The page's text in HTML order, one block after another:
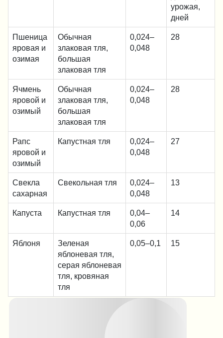
урожая,
дней
Пшеница
яровая и
озимая
Обычная
злаковая тля,
большая
злаковая тля
0,024–
0,048
28
Ячмень
яровой и
озимый
Обычная
злаковая тля,
большая
злаковая тля
0,024–
0,048
28
Рапс
яровой и
озимый
Капустная тля
0,024–
0,048
27
Свекла
сахарная
Свекольная тля
0,024–
0,048
13
Капуста Капустная тля
0,04–
0,06
14
Яблоня
Зеленая
яблоневая тля,
серая яблоневая
тля, кровяная
тля
0,05–0,1 15